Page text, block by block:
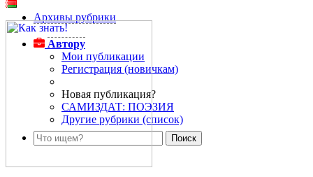
Архивы рубрики
Автору
Мои публикации
Регистрация (новичкам)
Новая публикация?
САМИЗДАТ: ПОЭЗИЯ
Другие рубрики (список)